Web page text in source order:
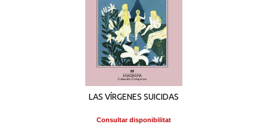
LAS VÍRGENES SUICIDAS
Consultar disponibilitat